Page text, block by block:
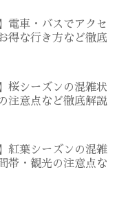
電車・バスでアクセ
得な行き方など徹底
桜シーズンの混雑状
注意点など徹底解説
紅葉シーズンの混雑
帯・観光の注意点な